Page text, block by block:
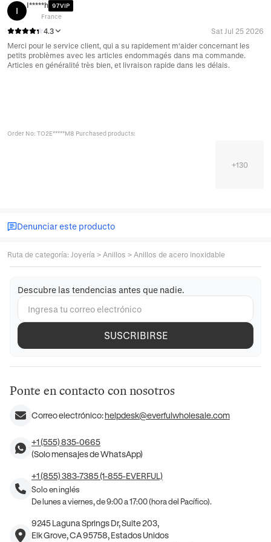
I
I*****h 97VIP
France
4.3
Sat Jul 25 2026
Merci pour le service client, qui a su rapidement m'aider concernant les
petits problèmes avec les articles endommagés dans ma commande.
Articles en généralité très bien, et livraison rapide dans les délais.
Order No: TO2E*****M8 Purchased products:
+130
Denunciar este producto
Ruta de categoría: Joyería > Anillos > Anillos de acero inoxidable
Descubre las tendencias antes que nadie.
SUSCRIBIRSE
Ponte en contacto con nosotros
Correo electrónico:helpdesk@everfulwholesale.com
+1 (555) 835-0665
(Solo mensajes de WhatsApp)
+1 (855) 383-7385 (1-855-EVERFUL)
Solo en inglés
De lunes a viernes, de 9:00 a 17:00 (hora del Pacífico).
9245 Laguna Springs Dr, Suite 203,
Elk Grove, CA 95758, Estados Unidos